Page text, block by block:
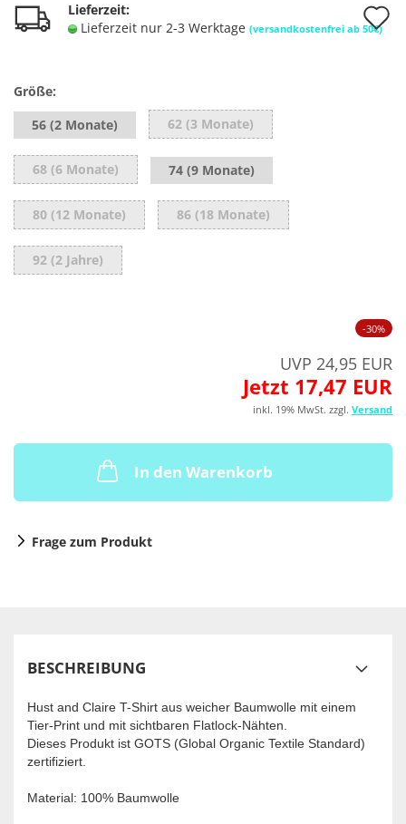
Lieferzeit:
Lieferzeit nur 2-3 Werktage (versandkostenfrei ab 50€)
Größe:
56 (2 Monate)
62 (3 Monate)
68 (6 Monate) 74 (9 Monate)
80 (12 Monate) 86 (18 Monate)
92 (2 Jahre)
-30%
UVP 24,95 EUR
Jetzt 17,47 EUR
inkl. 19% MwSt. zzgl. Versand
In den Warenkorb
Frage zum Produkt
BESCHREIBUNG
Hust and Claire T-Shirt aus weicher Baumwolle mit einem
Tier-Print und mit sichtbaren Flatlock-Nähten.
Dieses Produkt ist GOTS (Global Organic Textile Standard)
zertifiziert.
Material: 100% Baumwolle